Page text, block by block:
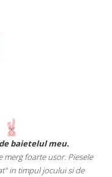
baietelul meu.
merg foarte usor. Piesele
in timpul jocului si de